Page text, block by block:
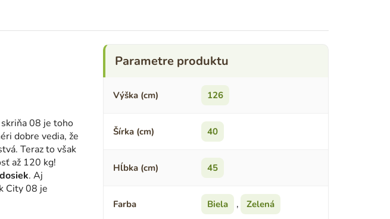
08 je toho
dobre vedia, že
Teraz to však
až 120 kg!
. Aj
City 08 je
Výška (cm) 126
Šírka (cm) 40
Hĺbka (cm) 45
Farba Biela , Zelená